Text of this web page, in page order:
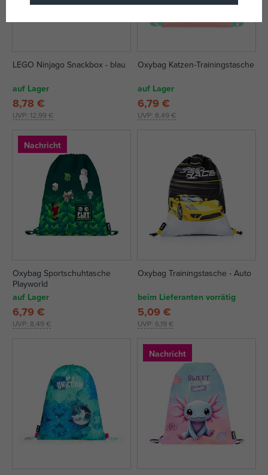
LEGO Ninjago Snackbox - blau
auf Lager
UVP: 12,99 €
8,78 €
Oxybag Katzen-Trainingstasche
auf Lager
UVP: 8,49 €
6,79 €
Nachricht
Oxybag Sportschuhtasche
Playworld
auf Lager
UVP: 8,49 €
6,79 €
Oxybag Trainingstasche - Auto
beim Lieferanten vorrätig
UVP: 6,19 €
5,09 €
Nachricht